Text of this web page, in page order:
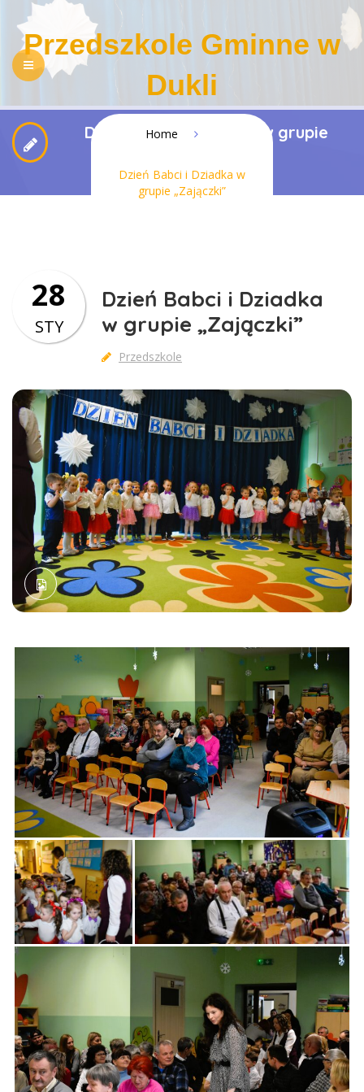
Przedszkole Gminne w
Dukli
NASZE PRZEDSZKOLE REKRUTACJA
PEDAGOGIZACJA RODZICÓW DLA RODZICÓW
Dzień Babci i Dziadka w grupie
Home
Dzień Babci i Dziadka w
grupie „Zajączki”
Dzień Babci i Dziadka
w grupie „Zajączki”
Przedszkole
28
STY